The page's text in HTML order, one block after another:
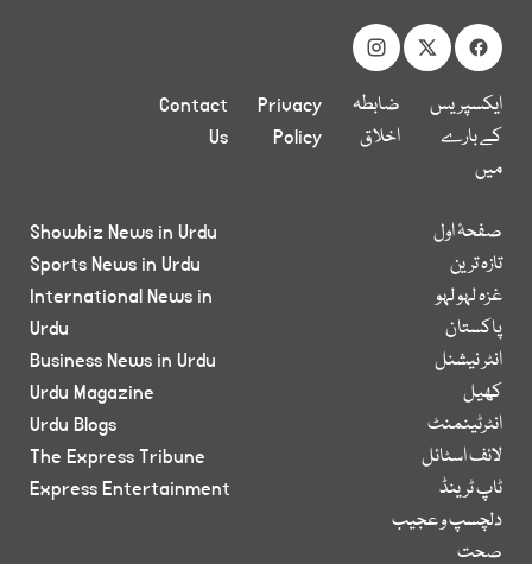
ایکسپریس
کے بارے
میں
ضابطہ
اخلاق
Privacy
Policy
Contact
Us
صفحۂ اول
تازہ ترین
غزہ لہو لہو
پاکستان
انٹر نیشنل
کھیل
انٹرٹینمنٹ
لائف اسٹائل
ٹاپ ٹرینڈ
دلچسپ و عجیب
صحت
Showbiz News in Urdu
Sports News in Urdu
International News in
Urdu
Business News in Urdu
Urdu Magazine
Urdu Blogs
The Express Tribune
Express Entertainment